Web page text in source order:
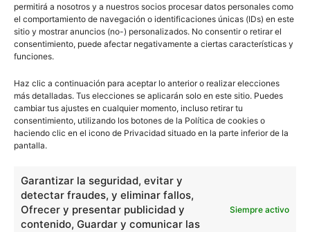
permitirá a nosotros y a nuestros socios procesar datos personales como
el comportamiento de navegación o identificaciones únicas (IDs) en este
sitio y mostrar anuncios (no-) personalizados. No consentir o retirar el
consentimiento, puede afectar negativamente a ciertas características y
funciones.
Haz clic a continuación para aceptar lo anterior o realizar elecciones
más detalladas. Tus elecciones se aplicarán solo en este sitio. Puedes
cambiar tus ajustes en cualquier momento, incluso retirar tu
consentimiento, utilizando los botones de la Política de cookies o
haciendo clic en el icono de Privacidad situado en la parte inferior de la
pantalla.
Garantizar la seguridad, evitar y
detectar fraudes, y eliminar fallos,
Ofrecer y presentar publicidad y
contenido, Guardar y comunicar las
Siempre activo